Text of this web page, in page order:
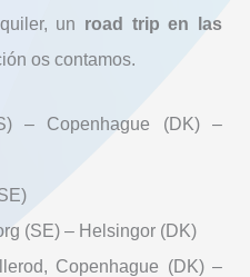
un road trip en las
os contamos.
– Copenhague (DK) –
(SE) – Helsingor (DK)
Copenhague (DK) –